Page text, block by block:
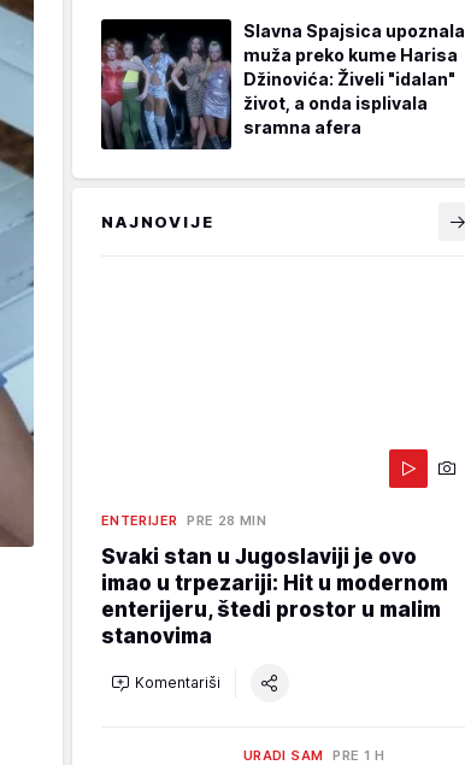
Slavna Spajsica upoznala
muža preko kume Harisa
Džinovića: Živeli "idalan"
život, a onda isplivala
sramna afera
NAJNOVIJE
ENTERIJER PRE 28 MIN
Svaki stan u Jugoslaviji je ovo
imao u trpezariji: Hit u modernom
enterijeru, štedi prostor u malim
stanovima
Komentariši
URADI SAM PRE 1 H